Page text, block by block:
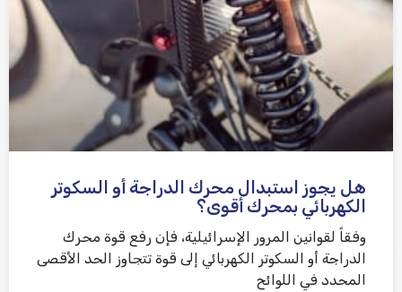
هل يجوز استبدال محرك الدراجة أو السكوتر
الكهربائي بمحرك أقوى؟
وفقاً لقوانين المرور الإسرائيلية، فإن رفع قوة محرك
الدراجة أو السكوتر الكهربائي إلى قوة تتجاوز الحد الأقصى
المحدد في اللوائح